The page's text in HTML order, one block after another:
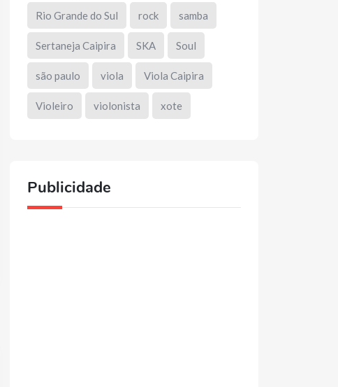
Rio Grande do Sul rock samba
Sertaneja Caipira SKA Soul
são paulo viola Viola Caipira
Violeiro violonista xote
Publicidade